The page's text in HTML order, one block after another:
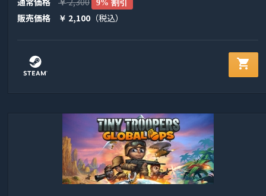
￥ 9% 割引
販売価格 ￥ 2,100 （税込）
shopping_cart